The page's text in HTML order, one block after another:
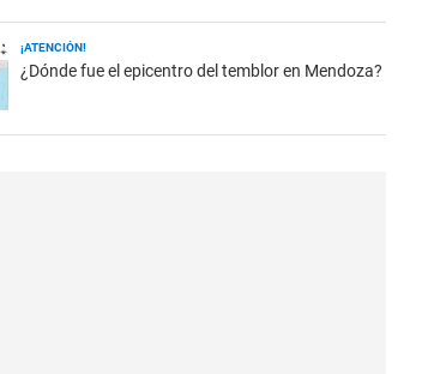
¡ATENCIÓN!
¿Dónde fue el epicentro del temblor en Mendoza?